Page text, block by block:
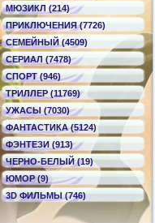
МЮЗИКЛ (214)
ПРИКЛЮЧЕНИЯ (7726)
СЕМЕЙНЫЙ (4509)
СЕРИАЛ (7478)
СПОРТ (946)
ТРИЛЛЕР (11769)
УЖАСЫ (7030)
ФАНТАСТИКА (5124)
ФЭНТЕЗИ (913)
ЧЕРНО-БЕЛЫЙ (19)
ЮМОР (9)
3D ФИЛЬМЫ (746)